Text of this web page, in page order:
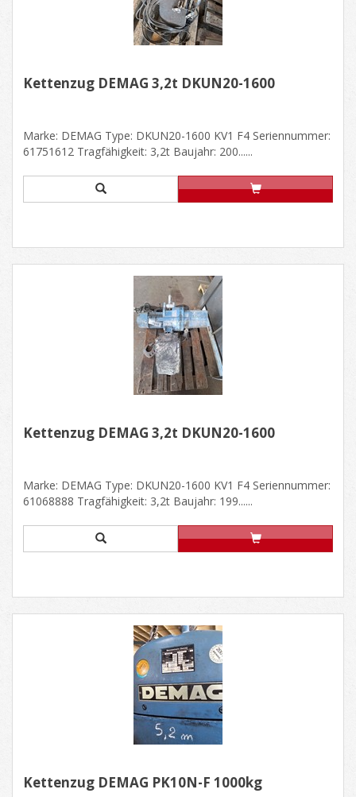
Kettenzug DEMAG 3,2t DKUN20-1600
Marke: DEMAG Type: DKUN20-1600 KV1 F4 Seriennummer:
61751612 Tragfähigkeit: 3,2t Baujahr: 200......
Kettenzug DEMAG 3,2t DKUN20-1600
Marke: DEMAG Type: DKUN20-1600 KV1 F4 Seriennummer:
61068888 Tragfähigkeit: 3,2t Baujahr: 199......
Kettenzug DEMAG PK10N-F 1000kg